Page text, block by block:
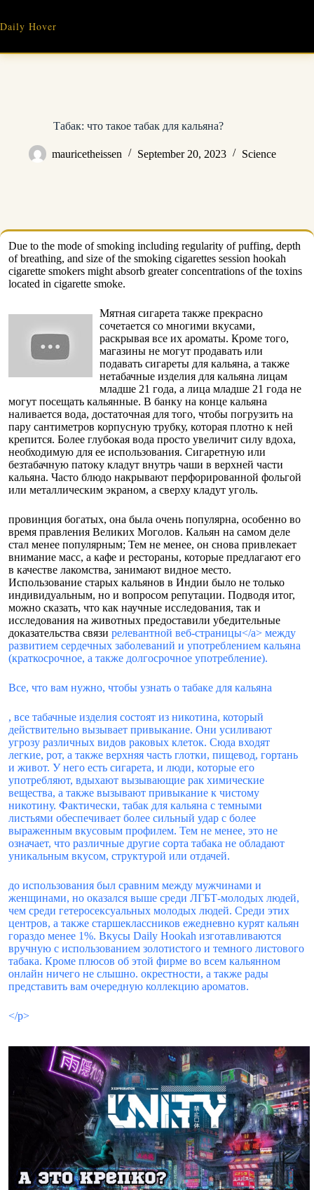
content
Daily Hover
Табак: что такое табак для кальяна?
mauricetheissen September 20, 2023 Science
Due to the mode of smoking including regularity of puffing, depth
of breathing, and size of the smoking cigarettes session hookah
cigarette smokers might absorb greater concentrations of the toxins
located in cigarette smoke.
Мятная сигарета также прекрасно
сочетается со многими вкусами,
раскрывая все их ароматы. Кроме того,
магазины не могут продавать или
подавать сигареты для кальяна, а также
нетабачные изделия для кальяна лицам
младше 21 года, а лица младше 21 года не
могут посещать кальянные. В банку на конце кальяна
наливается вода, достаточная для того, чтобы погрузить на
пару сантиметров корпусную трубку, которая плотно к ней
крепится. Более глубокая вода просто увеличит силу вдоха,
необходимую для ее использования. Сигаретную или
безтабачную патоку кладут внутрь чаши в верхней части
кальяна. Часто блюдо накрывают перфорированной фольгой
или металлическим экраном, а сверху кладут уголь.
провинция богатых, она была очень популярна, особенно во
время правления Великих Моголов. Кальян на самом деле
стал менее популярным; Тем не менее, он снова привлекает
внимание масс, а кафе и рестораны, которые предлагают его
в качестве лакомства, занимают видное место.
Использование старых кальянов в Индии было не только
индивидуальным, но и вопросом репутации. Подводя итог,
можно сказать, что как научные исследования, так и
исследования на животных предоставили убедительные
доказательства связи релевантной веб-страницы</a> между
развитием сердечных заболеваний и употреблением кальяна
(краткосрочное, а также долгосрочное употребление).
Все, что вам нужно, чтобы узнать о табаке для кальяна
, все табачные изделия состоят из никотина, который
действительно вызывает привыкание. Они усиливают
угрозу различных видов раковых клеток. Сюда входят
легкие, рот, а также верхняя часть глотки, пищевод, гортань
и живот. У него есть сигарета, и люди, которые его
употребляют, вдыхают вызывающие рак химические
вещества, а также вызывают привыкание к чистому
никотину. Фактически, табак для кальяна с темными
листьями обеспечивает более сильный удар с более
выраженным вкусовым профилем. Тем не менее, это не
означает, что различные другие сорта табака не обладают
уникальным вкусом, структурой или отдачей.
до использования был сравним между мужчинами и
женщинами, но оказался выше среди ЛГБТ-молодых людей,
чем среди гетеросексуальных молодых людей. Среди этих
центров, а также старшеклассников ежедневно курят кальян
гораздо менее 1%. Вкусы Daily Hookah изготавливаются
вручную с использованием золотистого и темного листового
табака. Кроме плюсов об этой фирме во всем кальянном
онлайн ничего не слышно. окрестности, а также рады
представить вам очередную коллекцию ароматов.
</р>